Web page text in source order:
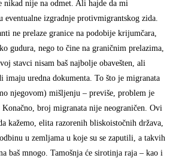
nikad nije na odmet. Ali hajde da mi
eventualne izgradnje protivmigrantskog zida.
ne prelaze granice na podobije krijumčara,
gudura, nego to čine na graničnim prelazima,
stavci nisam baš najbolje obavešten, ali
imaju uredna dokumenta. To što je migranata
njegovom) mišljenju – previše, problem je
broj migranata nije neograničen. Ovi
kažemo, elita razorenih bliskoistočnih država,
u zemljama u koje su se zaputili, a takvih
baš mnogo. Tamošnja će sirotinja raja – kao i